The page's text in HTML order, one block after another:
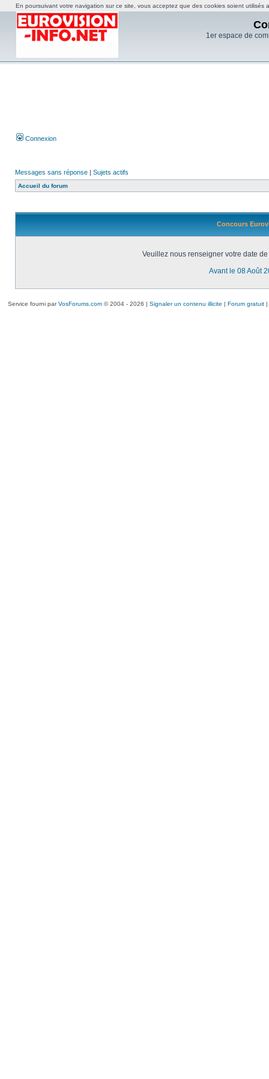
1er espace de
Connexion
Messages sans réponse | Sujets actifs
Accueil du forum
Concours
Veuillez nous renseigner votre date
Avant le 08 Août
Service fourni parVosForums.com© 2004 - 2026 | Signaler un contenu illicite | Forum gratuit|
En poursuivant votre navigation sur ce site, vous acceptez que des cookies soient